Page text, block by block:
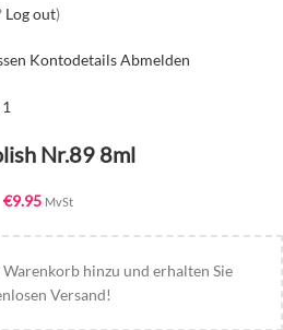
Log out)
KontodetailsAbmelden
Nr.89 8ml
€9.95 MvSt
hinzu und erhalten Sie
Versand!